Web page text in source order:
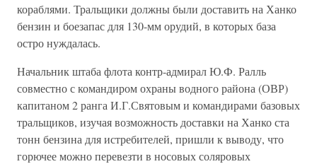
кораблями. Тральщики должны были доставить на Ханко
бензин и боезапас для 130-мм орудий, в которых база
остро нуждалась.
Начальник штаба флота контр-адмирал Ю.Ф. Ралль
совместно с командиром охраны водного района (ОВР)
капитаном 2 ранга И.Г.Святовым и командирами базовых
тральщиков, изучая возможность доставки на Ханко ста
тонн бензина для истребителей, пришли к выводу, что
горючее можно перевезти в носовых соляровых